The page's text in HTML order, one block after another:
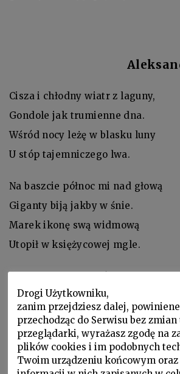
Cisza i chłodny wiatr z laguny,
Gondole jak trumienne dna.
Wśród nocy leżę w blasku luny
U stóp tajemniczego lwa.
Na baszcie północ mi nad głową
Giganty biją jakby w śnie.
Marek ikonę swą widmową
Utopił w księżycowej mgle.
Lękliwie spozierając w krąg,
Przechodzi, kryjąc się, Salome
Z mą krwawą głową w splocie rąk.
I wszystko śpi – noc bezechowa,
Drogi Użytkowniku,
zanim przejdziesz dalej,
przechodząc do Serwisu bez
przeglądarki, wyrażasz zgodę na
plików cookies i im podobnych
Twoim urządzeniu końcowym